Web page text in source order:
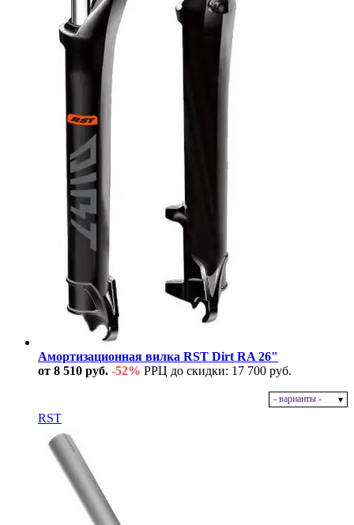
Амортизационная вилка RST Dirt RA 26"
от 8 510 руб. -52% РРЦ до скидки: 17 700 руб.
- варианты -
RST